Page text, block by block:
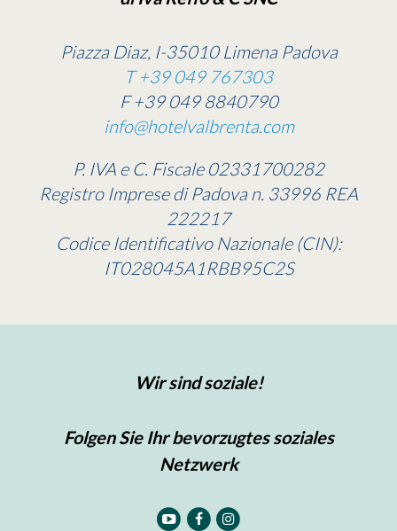
Piazza Diaz, I-35010 Limena Padova
T +39 049 767303
F +39 049 8840790
info@hotelvalbrenta.com
P. IVA e C. Fiscale 02331700282
Registro Imprese di Padova n. 33996 REA
222217
Codice Identificativo Nazionale (CIN):
IT028045A1RBB95C2S
Wir sind soziale!
Folgen Sie Ihr bevorzugtes soziales
Netzwerk